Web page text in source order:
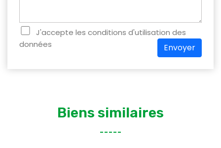
J'accepte les conditions d'utilisation des
données
Envoyer
Biens similaires